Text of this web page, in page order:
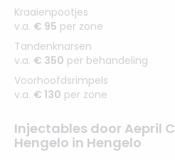
Kraaienpootjes
v.a. € 95 per zone
Tandenknarsen
v.a. € 350 per behandeling
Voorhoofdsrimpels
v.a. € 130 per zone
Injectables door Aepril
Hengelo in Hengelo